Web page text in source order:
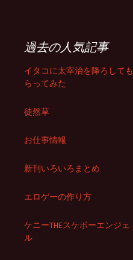
過去の人気記事
イタコに太宰治を降ろしても
らってみた
徒然草
お仕事情報
新刊いろいろまとめ
エロゲーの作り方
ケニーTHEスケボーエンジェ
ル